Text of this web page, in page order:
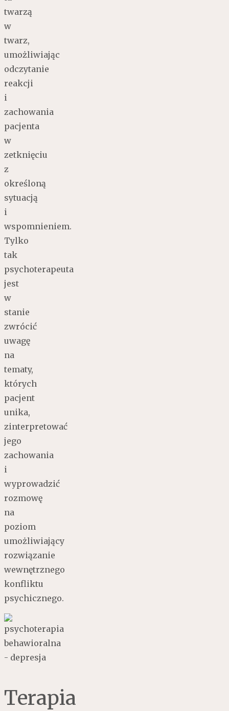
twarzą
w
twarz,
umożliwiając
odczytanie
reakcji
i
zachowania
pacjenta
w
zetknięciu
z
określoną
sytuacją
i
wspomnieniem.
Tylko
tak
psychoterapeuta
jest
w
stanie
zwrócić
uwagę
na
tematy,
których
pacjent
unika,
zinterpretować
jego
zachowania
i
wyprowadzić
rozmowę
na
poziom
umożliwiający
rozwiązanie
wewnętrznego
konfliktu
psychicznego.
Terapia